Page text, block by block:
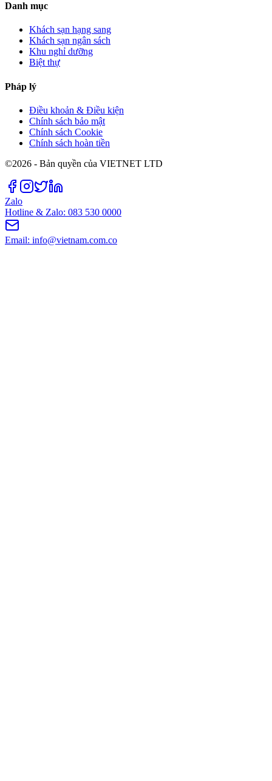
Danh mục
Khách sạn hạng sang
Khách sạn ngân sách
Khu nghỉ dưỡng
Biệt thự
Pháp lý
Điều khoản & Điều kiện
Chính sách bảo mật
Chính sách Cookie
Chính sách hoàn tiền
©2026 - Bản quyền của VIETNET LTD
Zalo
Hotline & Zalo: 083 530 0000
Email: info@vietnam.com.co